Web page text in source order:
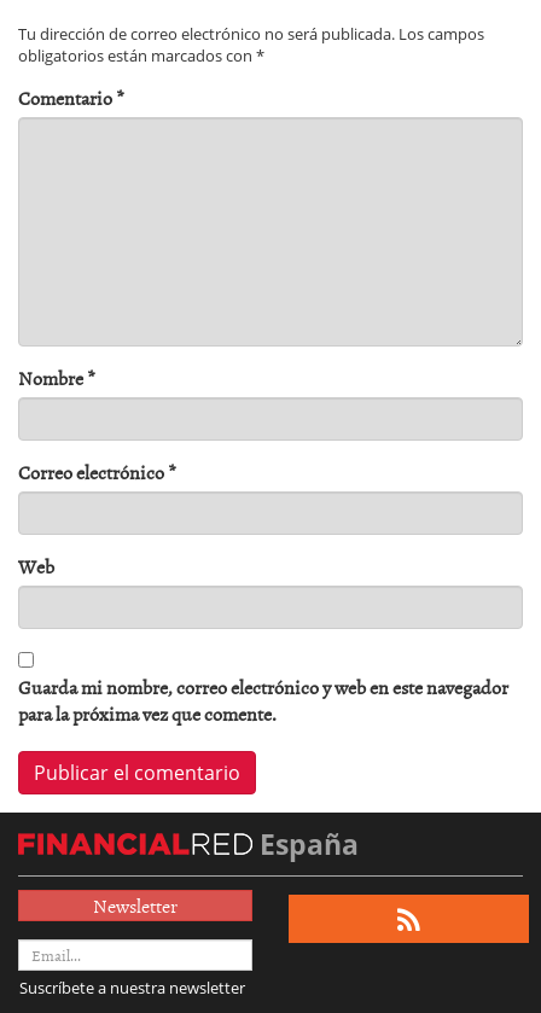
Tu dirección de correo electrónico no será publicada. Los campos
obligatorios están marcados con *
Comentario*
Nombre*
Correo electrónico*
Web
Guarda mi nombre, correo electrónico y web en este navegador
para la próxima vez que comente.
España
Newsletter
Suscríbete a nuestra newsletter